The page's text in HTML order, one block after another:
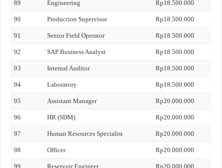
89 Engineering Rp18.500.000
90 Production Supervisor Rp18.500.000
91 Senior Field Operator Rp18.500.000
92 SAP Business Analyst Rp18.500.000
93 Internal Auditor Rp18.500.000
94 Laboratory Rp18.500.000
95 Assistant Manager Rp20.000.000
96 HR (SDM) Rp20.000.000
97 Human Resources Specialist Rp20.000.000
98 Officer Rp20.000.000
99 Reservoir Engineer Rp20.000.000